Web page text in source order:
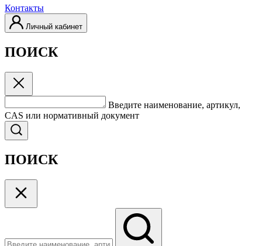
Контакты
Личный кабинет
ПОИСК
Введите наименование, артикул,
CAS или нормативный документ
ПОИСК